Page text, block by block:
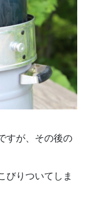
すが、その後の
びりついてしま